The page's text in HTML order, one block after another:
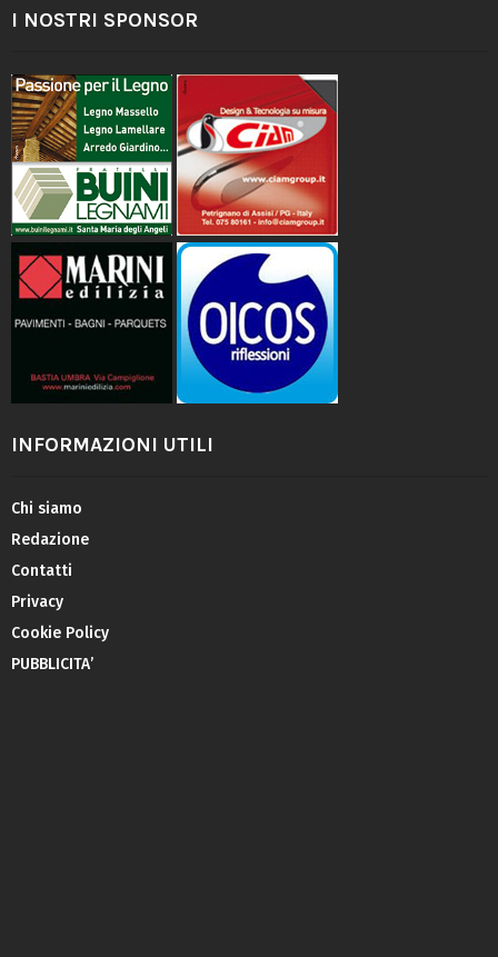
I NOSTRI SPONSOR
INFORMAZIONI UTILI
Chi siamo
Redazione
Contatti
Privacy
Cookie Policy
PUBBLICITA’